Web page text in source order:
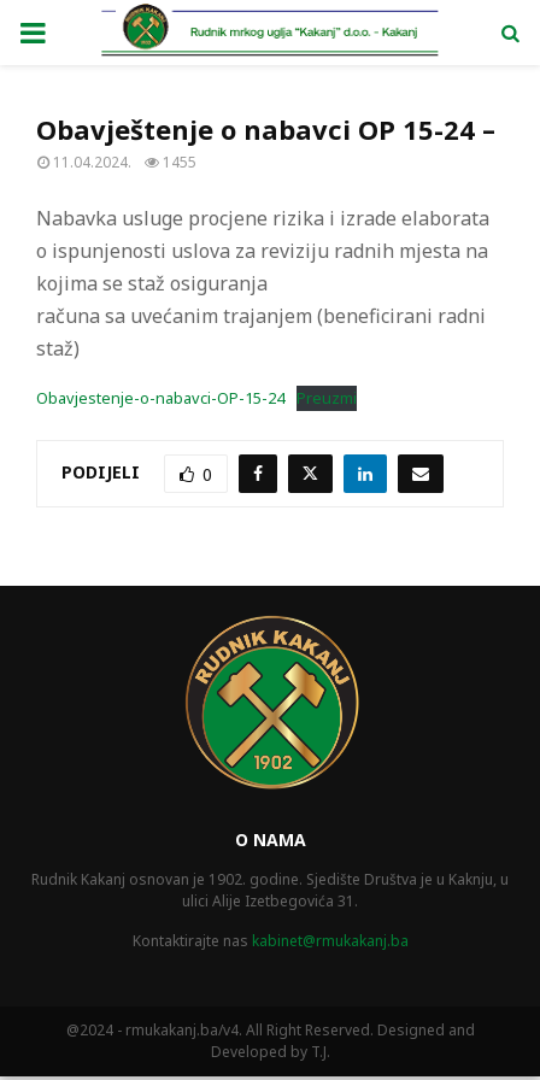
PRIMARY
Obavještenje o nabavci OP 15-24 –
11.04.2024. 1455
Nabavka usluge procjene rizika i izrade elaborata
o ispunjenosti uslova za reviziju radnih mjesta na
kojima se staž osiguranja
računa sa uvećanim trajanjem (beneficirani radni
staž)
Obavjestenje-o-nabavci-OP-15-24 Preuzmi
PODIJELI 0
O NAMA
Rudnik Kakanj osnovan je 1902. godine. Sjedište Društva je u Kaknju, u
ulici Alije Izetbegovića 31.
Kontaktirajte nas kabinet@rmukakanj.ba
@2024 - rmukakanj.ba/v4. All Right Reserved. Designed and
Developed by T.J.